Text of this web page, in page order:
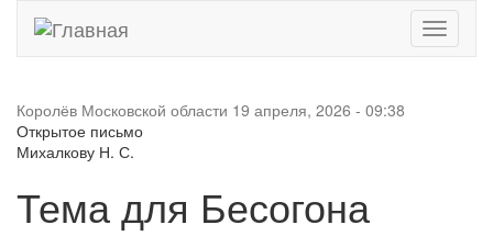
Toggle
Королёв Московской области 19 апреля, 2026 - 09:38
Открытое письмо
Михалкову Н. С.
Тема для Бесогона